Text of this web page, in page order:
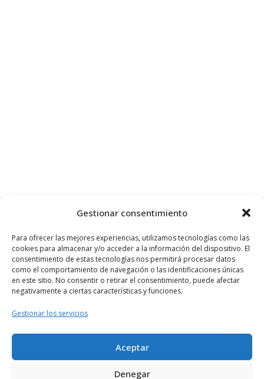
Gestionar consentimiento
Para ofrecer las mejores experiencias, utilizamos tecnologías como las
cookies para almacenar y/o acceder a la información del dispositivo. El
consentimiento de estas tecnologías nos permitirá procesar datos
como el comportamiento de navegación o las identificaciones únicas
en este sitio. No consentir o retirar el consentimiento, puede afectar
negativamente a ciertas características y funciones.
Gestionar los servicios
Aceptar
Denegar
MÁS INFO
¿Quieres convertirte en un
comercio consciente?